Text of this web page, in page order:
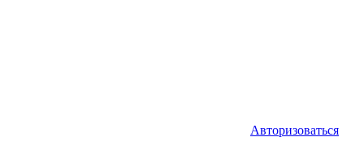
Авторизоваться